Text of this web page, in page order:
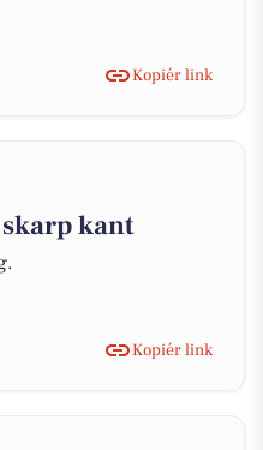
Kopiér link
kant
Kopiér link